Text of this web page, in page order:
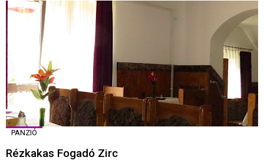
PANZIÓ
Rézkakas Fogadó Zirc